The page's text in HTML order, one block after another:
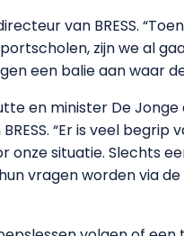
van BRESS.
zijn we al
een balie aan waar
en minister De
“Er is veel begrip
situatie. Slechts
vragen worden via